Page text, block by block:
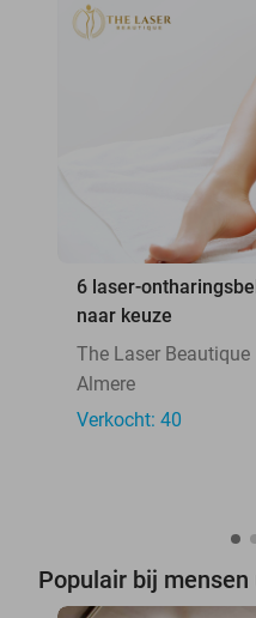
6 laser-
naar keuze
The Laser Beautique
Almere
Verkocht: 40
Populair bij